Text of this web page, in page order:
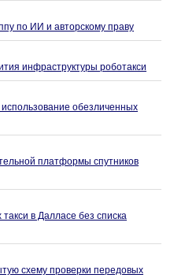
по ИИ и авторскому праву
инфраструктуры роботакси
обезличенных
платформы спутников
в Далласе без списка
схему проверки передовых